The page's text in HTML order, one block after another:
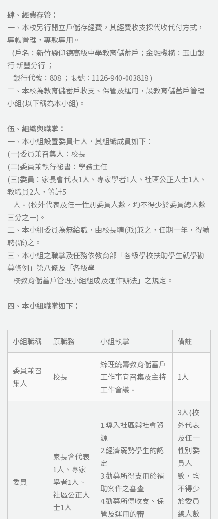
肆、經費存管：
一、本校另行開立戶儲存經費，其經費收支採代收代付方式，
專帳管理，專款專用。
(戶名：新竹縣仰德高級中學教育儲蓄戶；金融機構：玉山銀
行 新豐分行 ；
銀行代號：808 ；帳號：1126-940-003818 )
二、本校為教育儲蓄戶收支、保管及運用，設教育儲蓄戶管理
小組(以下稱為本小組)。
伍、組織與職掌：
一、本小組設置委員七人，其組織成員如下：
(一)委員兼召集人：校長
(二)委員兼執行祕書：學務主任
(三)委員：家長會代表1人、專家學者1人、社區公正人士1人、
教職員2人，等計5
人。(校外代表及任一性別委員人數，均不得少於委員總人數
三分之一)。
二、本小組委員為無給職，由校長聘(派)兼之，任期一年，得續
聘(派)之。
三、本小組之職掌及任務依教育部「各級學校扶助學生就學勸
募條例」第八條及「各級學
校教育儲蓄戶管理小組組成及運作辦法」之規定。
四、本小組職掌如下：
小組職稱 原職務 小組執掌 備註
委員兼召
集人
校長
綜理統籌教育儲蓄戶
工作事宜召集及主持
工作會議。
1人
委員
家長會代表
1人、專家
學者1人、
社區公正人
士1人
1.導入社區與社會資
源
2.經濟弱勢學生的認
定
3.勸募所得支用於補
助案件之審查
4.勸募所得收支、保
管及運用的審
3人(校
外代表
及任一
性別委
員人
數，均
不得少
於委員
總人數